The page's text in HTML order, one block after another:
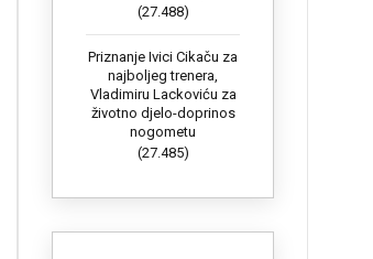
(27.488)
Priznanje Ivici Cikaču za
najboljeg trenera,
Vladimiru Lackoviću za
životno djelo-doprinos
nogometu
(27.485)